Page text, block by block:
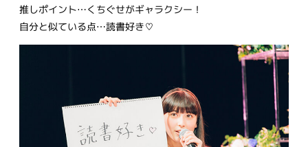
推しポイント…くちぐせがギャラクシー！
自分と似ている点…読書好き♡